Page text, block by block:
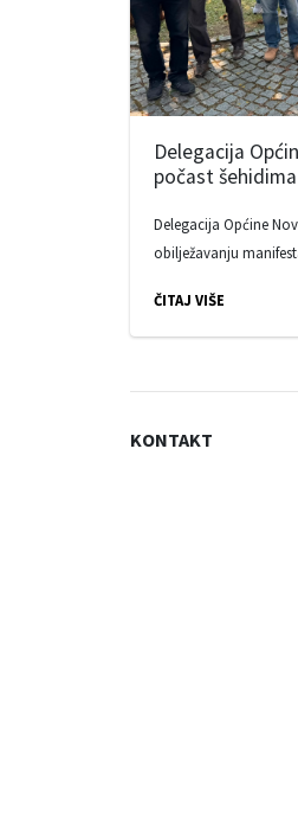
Delegacija
počast
Delegacija Općine
obilježavanju
ČITAJ VIŠE
KONTAKT